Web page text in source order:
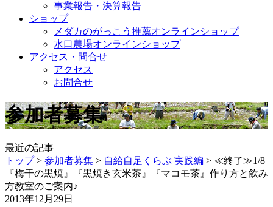
事業報告・決算報告
ショップ
メダカのがっこう推薦オンラインショップ
水口農場オンラインショップ
アクセス・問合せ
アクセス
お問合せ
参加者募集
最近の記事
トップ> 参加者募集 > 自給自足くらぶ 実践編 > ≪終了≫1/8
『梅干の黒焼』『黒焼き玄米茶』『マコモ茶』作り方と飲み
方教室のご案内♪
2013年12月29日